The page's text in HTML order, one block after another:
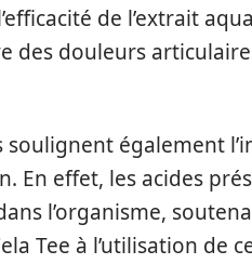
de l’extrait
douleurs
également
En effet, les acides
l’organisme,
Tee à l’utilisation de